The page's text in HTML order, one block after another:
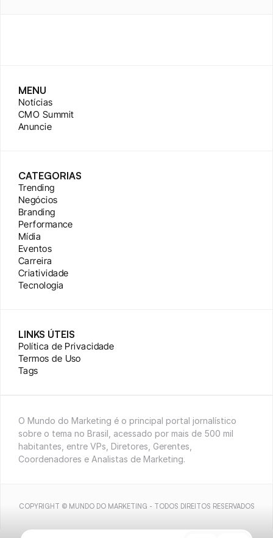
MENU
Notícias
CMO Summit
Anuncie
CATEGORIAS
Trending
Negócios
Branding
Performance
Mídia
Eventos
Carreira
Criatividade
Tecnologia
LINKS ÚTEIS
Política de Privacidade
Termos de Uso
Tags
O Mundo do Marketing é o principal portal jornalístico
sobre o tema no Brasil, acessado por mais de 500 mil
habitantes, entre VPs, Diretores, Gerentes,
Coordenadores e Analistas de Marketing.
COPYRIGHT © MUNDO DO MARKETING - TODOS DIREITOS RESERVADOS